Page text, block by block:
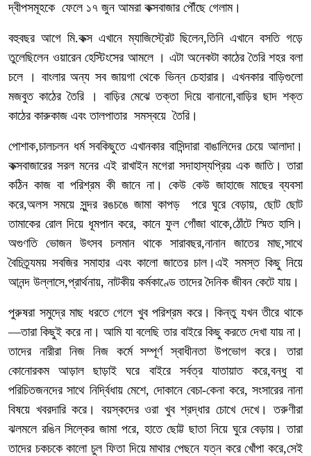
দ্বীপসমূহকে ফেলে ১৭ জুন আমরা কক্সবাজার পৌঁছে গেলাম।
বহুবছর আগে মি.কক্সএখানে ম্যাজিস্ট্রেট ছিলেন,তিনি এখানে বসতি গড়ে
তুলেছিলেন ওয়ারেন হেস্টিংসের আমলে । এটা অনেকটা কাঠের তৈরি শহর বলা
চলে । বাংলার অন্য সব জায়গা থেকে ভিন্ন চেহারার। এখনকার বাড়িগুলো
মজবুত কাঠের তৈরি । বাড়ির মেঝে তক্তা দিয়ে বানানো,বাড়ির ছাদ শক্ত
কাঠের কারুকাজ এবং তালপাতার সমস্বয়ে তৈরি।
পোশাক,চালচলন ধর্ম সবকিছুতে এখানকার বাসিন্দারা বাঙালিদের চেয়ে আলাদা।
কক্সবাজারের সরল মনের এই রাখাইন মগেরা সদাহাস্যপ্রিয় এক জাতি। তারা
কঠিন কাজ বা পরিশ্রম কী জানে না। কেউ কেউ জাহাজে মাছের ব্যবসা
করে,অলস সময়ে সুন্দর রঙচঙে জামা কাপড় পরে ঘুরে বেড়ায়, ছোট ছোট
তামাকের রোল দিয়ে ধূমপান করে, কানে ফুল গোঁজা থাকে,ঠোঁটে স্মিত হাসি।
অগুণতি ভোজন উৎসব চলমান থাকে সারাবছর,নানান জাতের মাছ,সাথে
বৈচিত্র্যময় সবজির সমাহার এবং কালো জাতের চাল।এই সমস্ত কিছু নিয়ে
আনন্দ উল্লাসে,প্রার্থনায়, নাটকীয় কর্মকাণ্ডে তাদের দৈনিক জীবন কেটে যায়।
পুরুষরা সমুদ্রে মাছ ধরতে গেলে খুব পরিশ্রম করে। কিন্তু যখন তীরে থাকে
—তারা কিছুই করে না। আমি যা বলেছি তার বাইরে কিছু করতে দেখা যায় না।
তাদের নারীরা নিজ নিজ কর্মে সম্পূর্ণ স্বাধীনতা উপভোগ করে। তারা
কোনোরকম আড়াল ছাড়াই ঘরে বাইরে সর্বত্র যাতায়াত করে,বন্ধু বা
পরিচিতজনদের সাথে নির্দ্বিধায় মেশে, দোকানে বেচা-কেনা করে, সংসারের নানা
বিষয়ে খবরদারি করে। বয়স্কদের ওরা খুব শ্রদ্ধার চোখে দেখে। তরুণীরা
ঝলমলে রঙিন সিল্কের জামা পরে, হাতে ছোট্ট ছাতা নিয়ে ঘুরে বেড়ায়। তারা
তাদের চকচকে কালো চুল ফিতা দিয়ে মাথার পেছনে যত্ন করে খোঁপা করে,সেই